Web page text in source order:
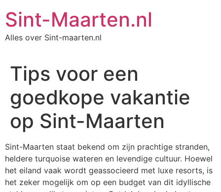
naar
de
inhoud
Sint-Maarten.nl
Alles over Sint-maarten.nl
Tips voor een
goedkope vakantie
op Sint-Maarten
Sint-Maarten staat bekend om zijn prachtige stranden,
heldere turquoise wateren en levendige cultuur. Hoewel
het eiland vaak wordt geassocieerd met luxe resorts, is
het zeker mogelijk om op een budget van dit idyllische